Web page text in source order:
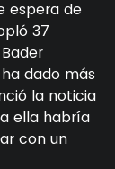
espera de
37
dado más
la noticia
ella habría
con un